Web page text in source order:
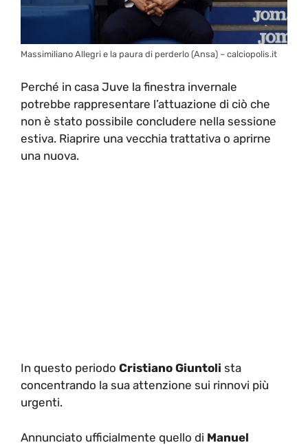
Massimiliano Allegri e la paura di perderlo (Ansa) – calciopolis.it
Perché in casa Juve la finestra invernale
potrebbe rappresentare l’attuazione di ciò che
non è stato possibile concludere nella sessione
estiva. Riaprire una vecchia trattativa o aprirne
una nuova.
In questo periodo Cristiano Giuntoli sta
concentrando la sua attenzione sui rinnovi più
urgenti.
Annunciato ufficialmente quello di Manuel